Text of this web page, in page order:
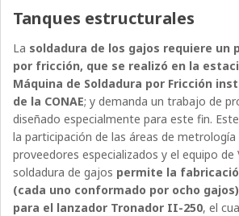
Tanques estructurales
La soldadura de los gajos requiere un
por fricción, que se realizó en la
Máquina de Soldadura por Fricción
de la CONAE; y demanda un trabajo de
diseñado especialmente para este fin.
la participación de las áreas de metrología
proveedores especializados y el equipo de
soldadura de gajos permite la
(cada uno conformado por ocho
para el lanzador Tronador II-250, el